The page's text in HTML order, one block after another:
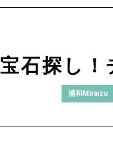
宝石探し
浦和Miraizu